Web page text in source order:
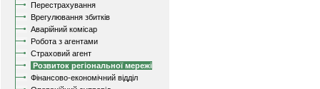
Перестрахування
Врегулювання збитків
Аварійний комісар
Робота з агентами
Страховий агент
Розвиток регіональної мережі
Фінансово-економічний відділ